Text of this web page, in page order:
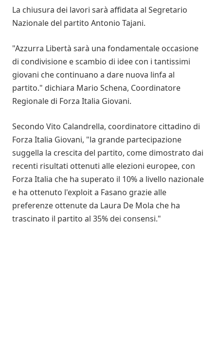
La chiusura dei lavori sarà affidata al Segretario
Nazionale del partito Antonio Tajani.
"Azzurra Libertà sarà una fondamentale occasione
di condivisione e scambio di idee con i tantissimi
giovani che continuano a dare nuova linfa al
partito." dichiara Mario Schena, Coordinatore
Regionale di Forza Italia Giovani.
Secondo Vito Calandrella, coordinatore cittadino di
Forza Italia Giovani, "la grande partecipazione
suggella la crescita del partito, come dimostrato dai
recenti risultati ottenuti alle elezioni europee, con
Forza Italia che ha superato il 10% a livello nazionale
e ha ottenuto l'exploit a Fasano grazie alle
preferenze ottenute da Laura De Mola che ha
trascinato il partito al 35% dei consensi."